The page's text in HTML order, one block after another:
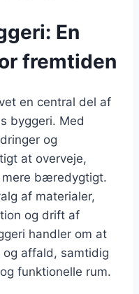
En
fremtiden
en central del af
byggeri. Med
og
at overveje,
mere bæredygtigt.
af materialer,
og drift af
handler om at
og affald, samtidig
funktionelle rum.